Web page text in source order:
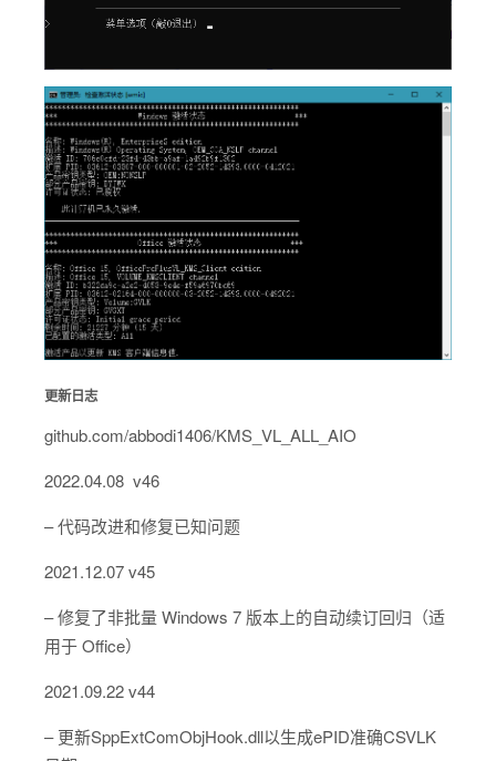
更新日志
github.com/abbodi1406/KMS_VL_ALL_AIO
2022.04.08 v46
– 代码改进和修复已知问题
2021.12.07 v45
– 修复了非批量 Windows 7 版本上的自动续订回归（适
用于 Office）
2021.09.22 v44
– 更新SppExtComObjHook.dll以生成ePID准确CSVLK